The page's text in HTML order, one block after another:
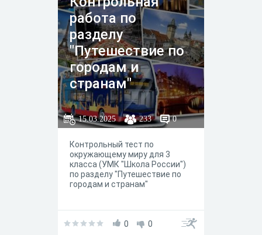
работа по
разделу
"Путешествие по
городам и
странам"
15.03.2025 233 0
Контрольный тест по
окружающему миру для 3
класса (УМК "Школа России")
по разделу "Путешествие по
городам и странам"
0 0